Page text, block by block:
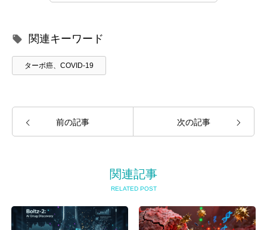
関連キーワード
ターボ癌、COVID-19
前の記事 次の記事
関連記事
RELATED POST